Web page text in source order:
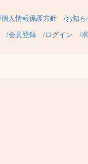
個人情報保護方針 お知
会員登録 ログイン